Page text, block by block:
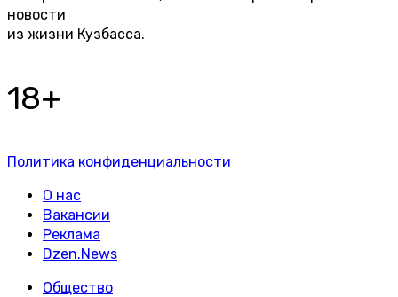
новости
из жизни Кузбасса.
18+
Политика конфиденциальности
О нас
Вакансии
Реклама
Dzen.News
Общество